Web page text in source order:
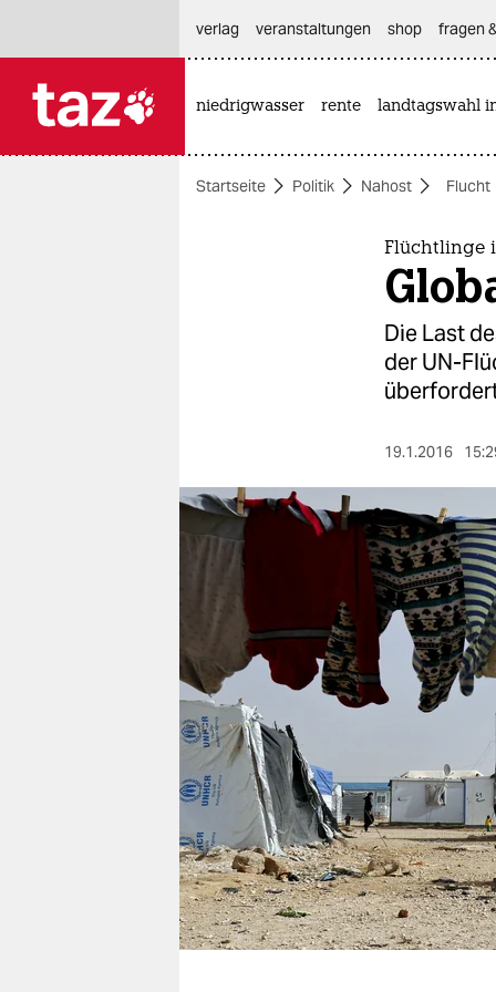
themen
berlin
nord
wahrheit
verlag
verlag
veranstaltungen
shop
fragen & hilfe
unterstützen
abo
genossenschaft
verlag
veranstaltungen shop fragen
niedrigwasser rente landtagswahl
Startseite Politik Nahost Flucht
Flüchtlinge
Die Last
der UN-
19.1.2016